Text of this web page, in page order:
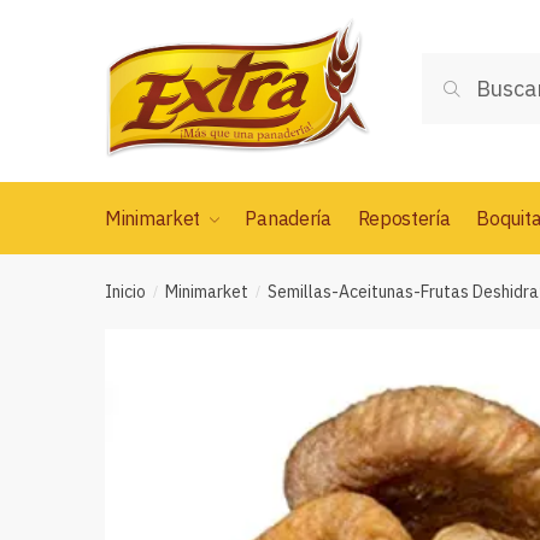
por:
Buscar
Minimarket Panadería Repostería
Inicio / Minimarket / Semillas-Aceitunas-Frutas